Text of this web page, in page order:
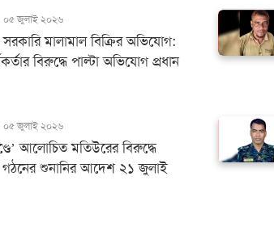
০৫ জুলাই ২০২৬
মালামাল বিক্রির অভিযোগ:
বিরুদ্ধে পাল্টা অভিযোগ প্রধান
০৫ জুলাই ২০২৬
আলোচিত মতিউরের বিরুদ্ধে
শুনানির আদেশ ২১ জুলাই